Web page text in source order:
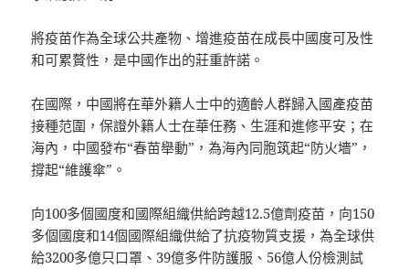
將疫苗作為全球公共產物、增進疫苗在成長中國度可及性
和可累贅性，是中國作出的莊重許諾。
在國際，中國將在華外籍人士中的適齡人群歸入國產疫苗
接種范圍，保證外籍人士在華任務、生涯和進修平安；在
海內，中國發布“春苗舉動”，為海內同胞筑起“防火墻”，
撐起“維護傘”。
向100多個國度和國際組織供給跨越12.5億劑疫苗，向150
多個國度和14個國際組織供給了抗疫物質支援，為全球供
給3200多億只口罩、39億多件防護服、56億人份檢測試